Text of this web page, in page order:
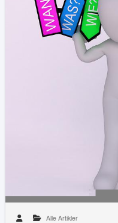
Alle Artikler